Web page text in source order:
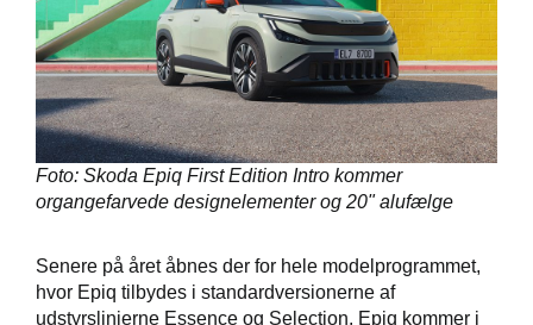
Foto: Skoda Epiq First Edition Intro kommer
organgefarvede designelementer og 20" alufælge
Senere på året åbnes der for hele modelprogrammet,
hvor Epiq tilbydes i standardversionerne af
udstyrslinjerne Essence og Selection. Epiq kommer i